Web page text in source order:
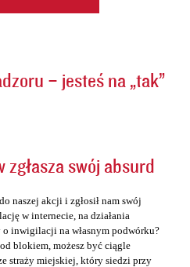
– jesteś na „tak”
swój absurd
naszej akcji i zgłosił nam swój
w internecie, na działania
o inwigilacji na własnym podwórku?
blokiem, możesz być ciągle
straży miejskiej, który siedzi przy